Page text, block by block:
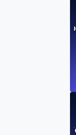
Peak API
Strategies